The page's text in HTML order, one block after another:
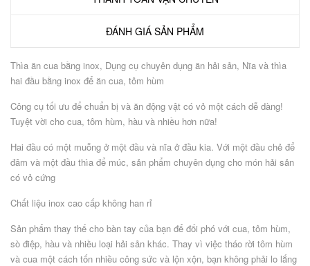
ĐÁNH GIÁ SẢN PHẨM
Thìa ăn cua bằng inox, Dụng cụ chuyên dụng ăn hải sản, Nĩa và thìa
hai đầu bằng inox để ăn cua, tôm hùm
Công cụ tối ưu để chuẩn bị và ăn động vật có vỏ một cách dễ dàng!
Tuyệt vời cho cua, tôm hùm, hàu và nhiều hơn nữa!
Hai đầu có một muỗng ở một đầu và nĩa ở đầu kia. Với một đầu chẻ để
đâm và một đầu thìa để múc, sản phẩm chuyên dụng cho món hải sản
có vỏ cứng
Chất liệu inox cao cấp không han rỉ
Sản phẩm thay thế cho bàn tay của bạn để đối phó với cua, tôm hùm,
sò điệp, hàu và nhiều loại hải sản khác. Thay vì việc tháo rời tôm hùm
và cua một cách tốn nhiều công sức và lộn xộn, bạn không phải lo lắng